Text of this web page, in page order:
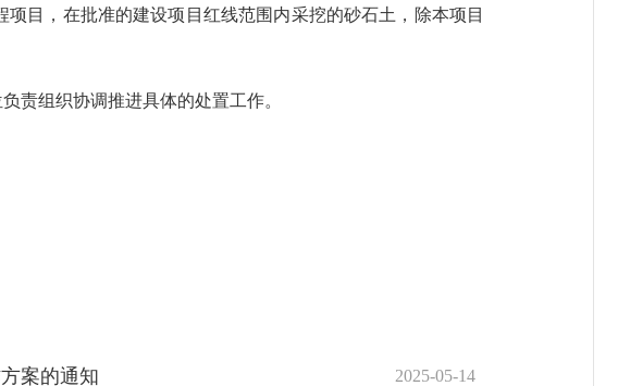
目，在批准的建设项目红线范围内采挖的砂石土，除本项目
组织协调推进具体的处置工作。
案的通知 2025-05-14